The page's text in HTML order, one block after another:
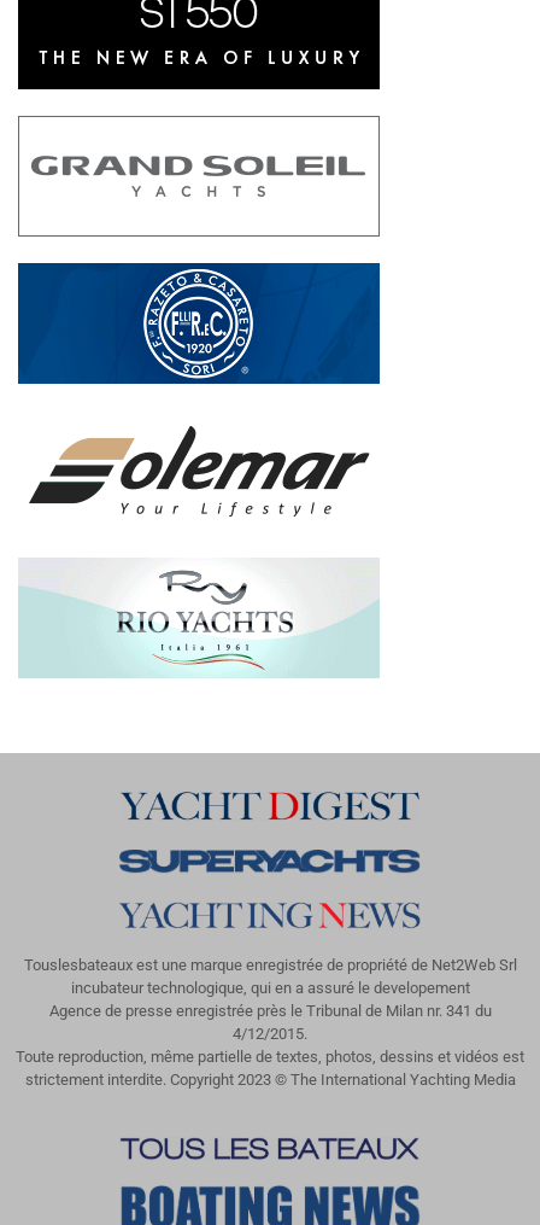
Touslesbateaux est une marque enregistrée de propriété de Net2Web Srl
incubateur technologique, qui en a assuré le developement
Agence de presse enregistrée près le Tribunal de Milan nr. 341 du
4/12/2015.
Toute reproduction, même partielle de textes, photos, dessins et vidéos est
strictement interdite. Copyright 2023 © The International Yachting Media